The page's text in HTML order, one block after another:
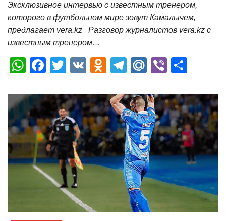
Эксклюзивное интервью с известным тренером,
которого в футбольном мире зовут Камалычем,
предлагает vera.kz Разговор журналистов vera.kz с
известным тренером…
W
at
s
A
p
p
F
c
e
b
o
o
k
T
tt
er
V
O
n
o
kl
a
ss
T
e
gr
a
m
M
.R
u
Vi
er п
р
а
в
и
т
ь